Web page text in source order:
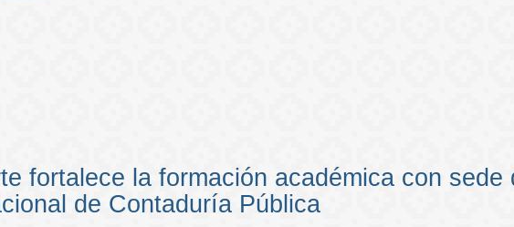
fortalece la formación académica con sede
de Contaduría Pública